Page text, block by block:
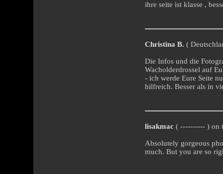
ihre seite ist klasse ,
Christina B. (
Die Infos und die
Wacholderdrossel auf
- ich werde Eure Seite
hilfreich. Besser als in
lisakmac ( ---------- ) on
Absolutely gorgeous
much. But you are so